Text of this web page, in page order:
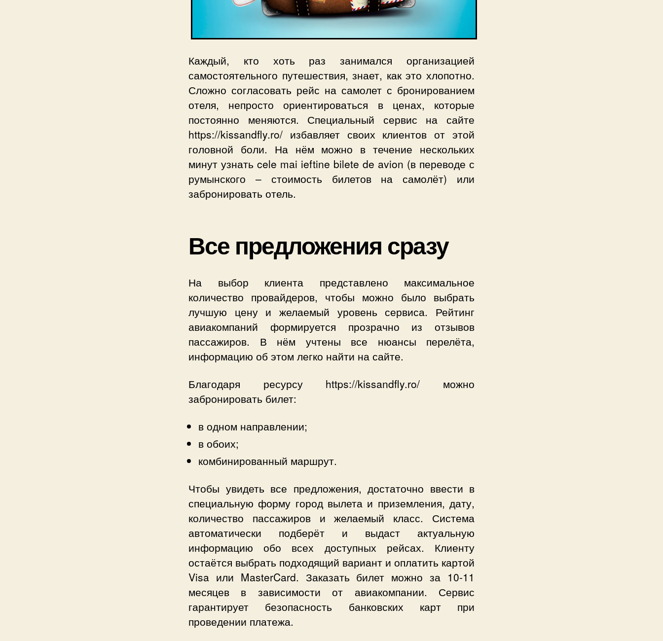
Каждый, кто хоть раз занимался организацией
самостоятельного путешествия, знает, как это хлопотно.
Сложно согласовать рейс на самолет с бронированием
отеля, непросто ориентироваться в ценах, которые
постоянно меняются. Специальный сервис на сайте
https://kissandfly.ro/ избавляет своих клиентов от этой
головной боли. На нём можно в течение нескольких
минут узнать cele mai ieftine bilete de avion (в переводе с
румынского – стоимость билетов на самолёт) или
забронировать отель.
Все предложения сразу
На выбор клиента представлено максимальное
количество провайдеров, чтобы можно было выбрать
лучшую цену и желаемый уровень сервиса. Рейтинг
авиакомпаний формируется прозрачно из отзывов
пассажиров. В нём учтены все нюансы перелёта,
информацию об этом легко найти на сайте.
Благодаря ресурсу https://kissandfly.ro/ можно
забронировать билет:
в одном направлении;
в обоих;
комбинированный маршрут.
Чтобы увидеть все предложения, достаточно ввести в
специальную форму город вылета и приземления, дату,
количество пассажиров и желаемый класс. Система
автоматически подберёт и выдаст актуальную
информацию обо всех доступных рейсах. Клиенту
остаётся выбрать подходящий вариант и оплатить картой
Visa или MasterCard. Заказать билет можно за 10-11
месяцев в зависимости от авиакомпании. Сервис
гарантирует безопасность банковских карт при
проведении платежа.